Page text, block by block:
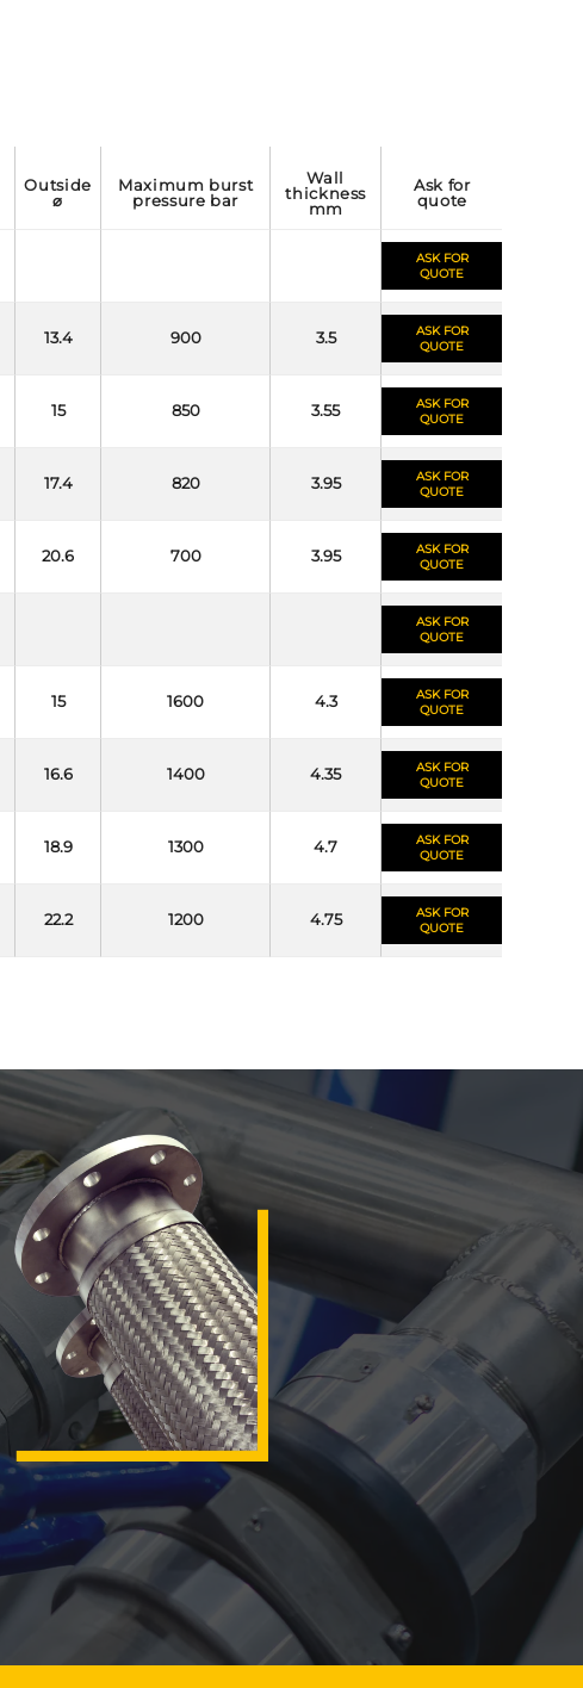
outside
⌀
maximum burst
pressure bar
wall
thickness
mm
ask for
quote
ASK FOR
QUOTE
13.4 900 3.5
ASK FOR
QUOTE
15 850 3.55
ASK FOR
QUOTE
17.4 820 3.95
ASK FOR
QUOTE
20.6 700 3.95
ASK FOR
QUOTE
ASK FOR
QUOTE
15 1600 4.3
ASK FOR
QUOTE
16.6 1400 4.35
ASK FOR
QUOTE
18.9 1300 4.7
ASK FOR
QUOTE
22.2 1200 4.75
ASK FOR
QUOTE